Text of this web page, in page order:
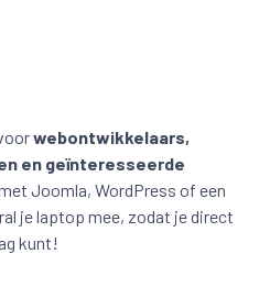
webontwikkelaars,
en geïnteresseerde
Joomla, WordPress of een
je laptop mee, zodat je direct
kunt!